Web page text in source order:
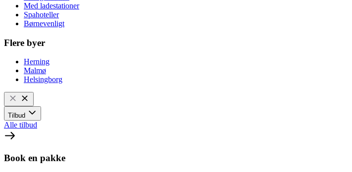
Med ladestationer
Spahoteller
Børnevenligt
Flere byer
Herning
Malmø
Helsingborg
Tilbud
Alle tilbud
Book en pakke